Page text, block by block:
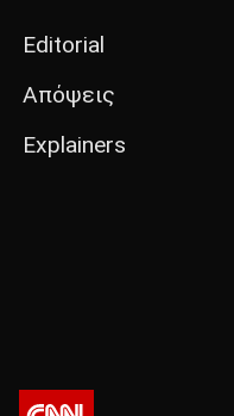
Editorial
Απόψεις
Explainers